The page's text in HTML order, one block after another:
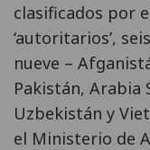
clasificados por
‘autoritarios’,
nueve –
Pakistán, Arabia
Uzbekistán y
el Ministerio de